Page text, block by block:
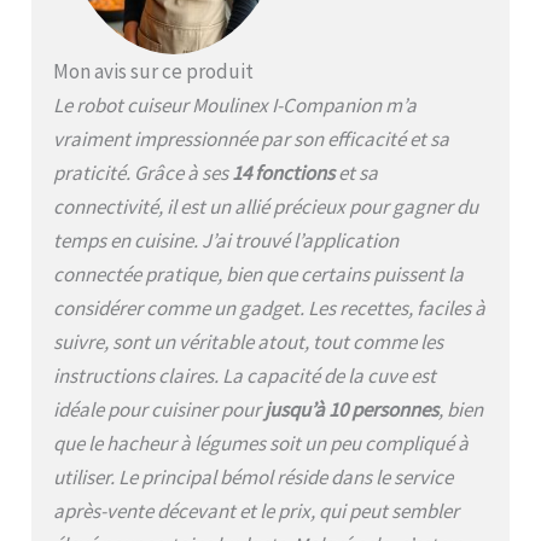
JUSTE PRIX : engagement
de réparabilité 15 ans au
juste prix grâce à notre
réseau de 6200
réparateurs dans le
monde, pour contribuer à
la protection de
l’environnement et à la
réduction des déchets
INSPIRATION ILLIMITEE :
découvrez une infinité de
recettes ajoutées chaque
mois, sauvegardez vos
recettes préférées et
créez vos listes de cours
directement dans
l'application gratuite
Moulinex – la fonction «
Dans mon frigo » vous
Mon avis sur ce produit
Le robot cuiseur Moulinex I-Companion m’a
vraiment impressionnée par son efficacité et sa
praticité. Grâce à ses14 fonctionset sa
connectivité, il est un allié précieux pour gagner du
temps en cuisine. J’ai trouvé l’application
connectée pratique, bien que certains puissent la
considérer comme un gadget. Les recettes, faciles à
suivre, sont un véritable atout, tout comme les
instructions claires. La capacité de la cuve est
idéale pour cuisiner pourjusqu’à 10 personnes, bien
que le hacheur à légumes soit un peu compliqué à
utiliser. Le principal bémol réside dans le service
après-vente décevant et le prix, qui peut sembler